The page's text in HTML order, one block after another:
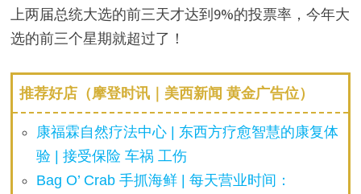
上两届总统大选的前三天才达到9%的投票率，今年大
选的前三个星期就超过了！
推荐好店（摩登时讯｜美西新闻 黄金广告位）
康福霖自然疗法中心 | 东西方疗愈智慧的康复体
验 | 接受保险 车祸 工伤
Bag O’ Crab 手抓海鲜 | 每天营业时间：